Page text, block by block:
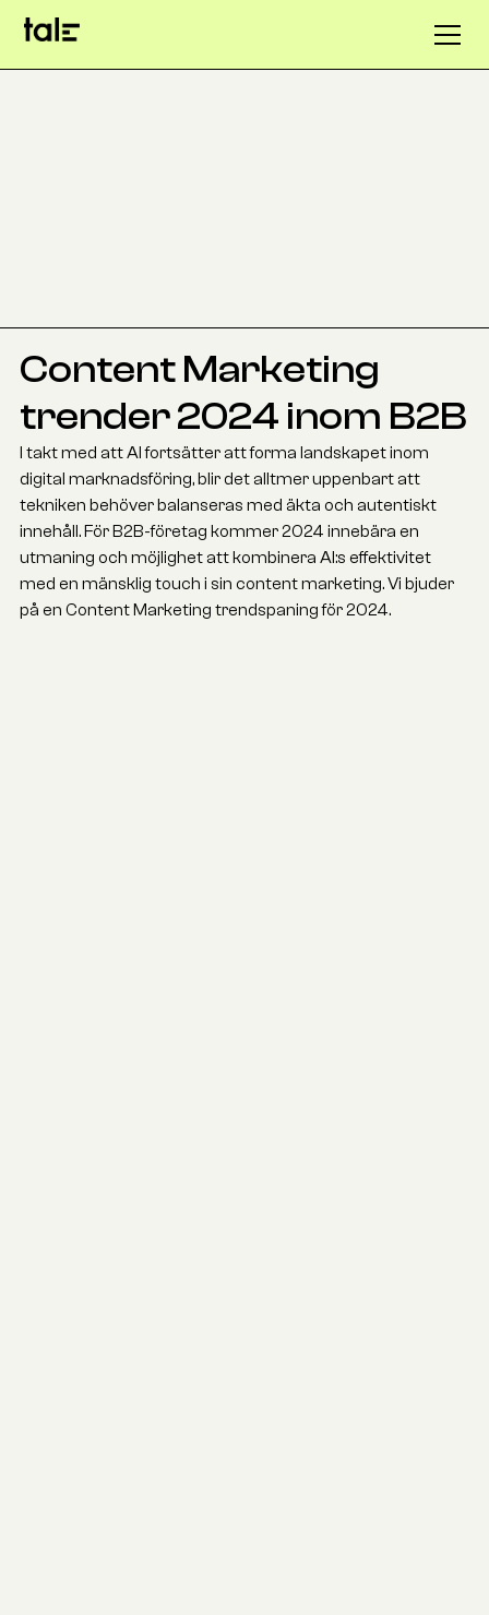
Content Marketing
trender 2024 inom B2B
I takt med att AI fortsätter att forma landskapet inom
digital marknadsföring, blir det alltmer uppenbart att
tekniken behöver balanseras med äkta och autentiskt
innehåll. För B2B-företag kommer 2024 innebära en
utmaning och möjlighet att kombinera AI:s effektivitet
med en mänsklig touch i sin content marketing. Vi bjuder
på en Content Marketing trendspaning för 2024.‍